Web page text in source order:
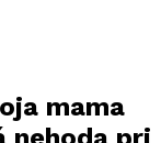
mama